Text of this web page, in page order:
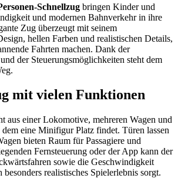
Schnellzug bringen Kinder und
und modernen Bahnverkehr in ihre
Zug überzeugt mit seinem
hellen Farben und realistischen Details,
Fahrten machen. Dank der
der Steuerungsmöglichkeiten steht dem
mit vielen Funktionen
aus einer Lokomotive, mehreren Wagen und
eine Minifigur Platz findet. Türen lassen
bieten Raum für Passagiere und
Fernsteuerung oder der App kann der
sowie die Geschwindigkeit
realistisches Spielerlebnis sorgt.